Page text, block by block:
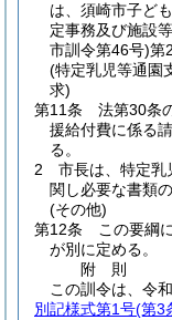
は、須崎市子ど
定事務及び施設
市訓令第46号)第
(特定乳児等通園
求)
第11条
法第30条
援給付費に係る
る。
2
市長は、特定乳
関し必要な書類
(その他)
第12条
この要綱
が別に定める。
附 則
この訓令は、令
別記様式第1号(第3